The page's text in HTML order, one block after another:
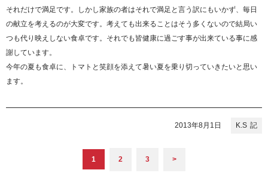
それだけで満足です。しかし家族の者はそれで満足と言う訳にもいかず、毎日
の献立を考えるのが大変です。考えても出来ることはそう多くないので結局い
つも代り映えしない食卓です。それでも皆健康に過ごす事が出来ている事に感
謝しています。
今年の夏も食卓に、トマトと笑顔を添えて暑い夏を乗り切っていきたいと思い
ます。
K.S
2013年8月1日
1 2 3 >